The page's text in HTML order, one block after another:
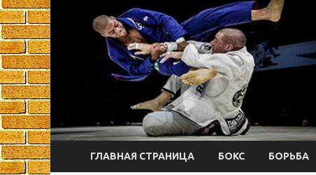
ГЛАВНАЯ СТРАНИЦА БОКС БОРЬБА